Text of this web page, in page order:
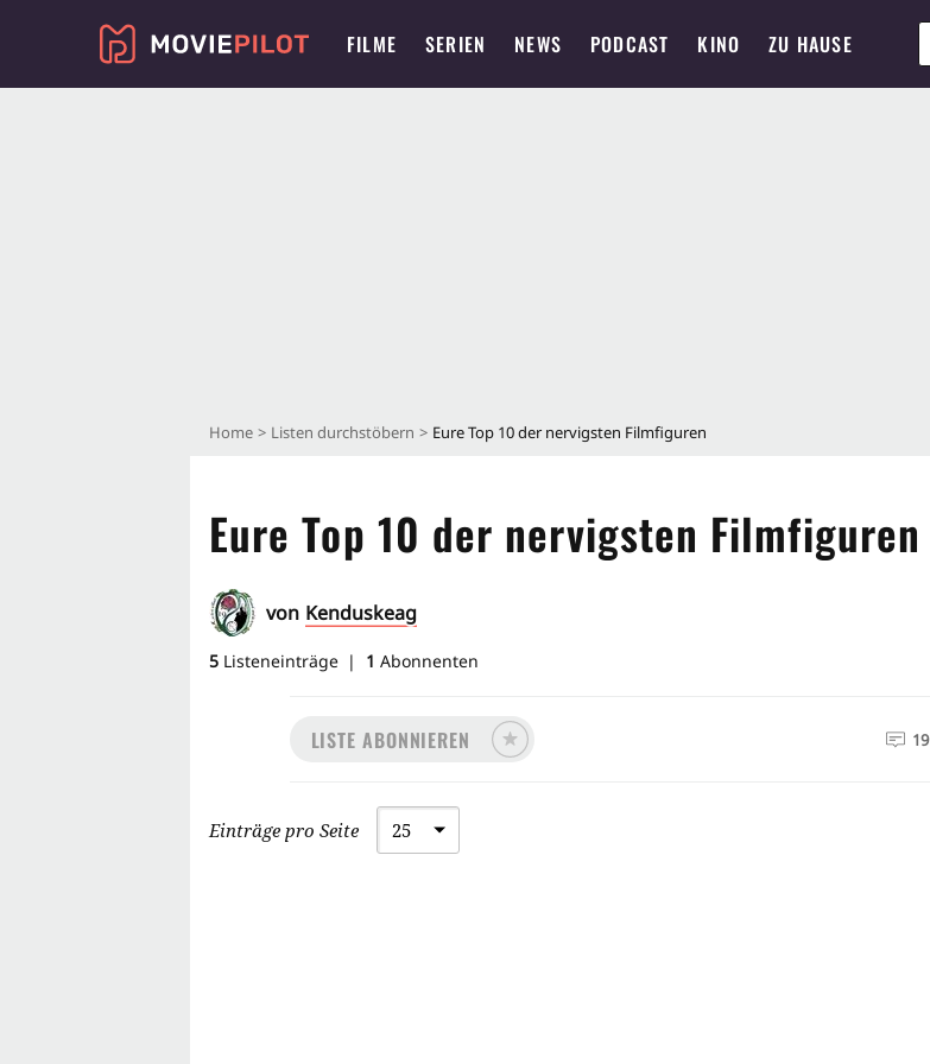
FILME SERIEN NEWS PODCAST KINO ZU HAUSE
Home Listen durchstöbern Eure Top 10 der nervigsten Filmfiguren
Eure Top 10 der nervigsten Filmfiguren
von Kenduskeag
5 Listeneinträge 1 Abonnenten
LISTE ABONNIEREN 19
Einträge pro Seite